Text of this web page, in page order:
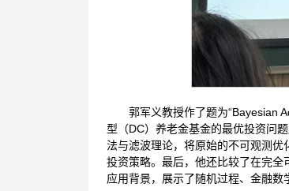
郭军义教授作了题为“Bayesian
型（DC）养老金基金的最优投资问
法与滤波理论，将原始的不可观测
投资策略。最后，他还比较了在完
应用背景，展示了随机过程、金融数